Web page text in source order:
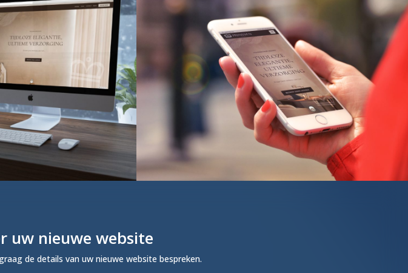
uw nieuwe website
de details van uw nieuwe website bespreken.